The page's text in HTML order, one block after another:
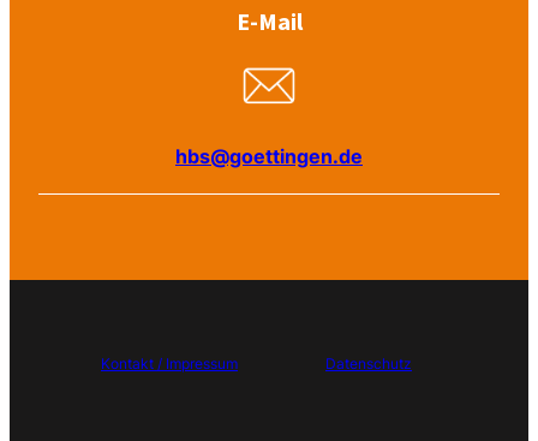
E-Mail
hbs@goettingen.de
Kontakt / Impressum Datenschutz